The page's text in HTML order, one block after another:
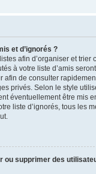
et d’ignorés ?
afin d’organiser et trier
à votre liste d’amis
afin de consulter
privés. Selon le style
éventuellement être mis
liste d’ignorés, tous les
ou supprimer des